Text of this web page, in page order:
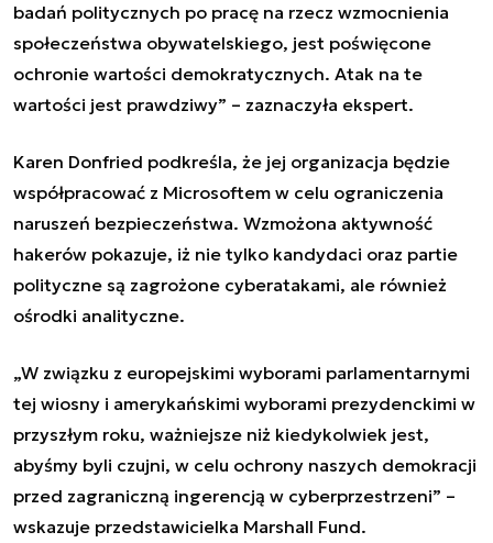
badań politycznych po pracę na rzecz wzmocnienia
społeczeństwa obywatelskiego, jest poświęcone
ochronie wartości demokratycznych. ​​Atak na te
wartości jest prawdziwy” – zaznaczyła ekspert.
Karen Donfried podkreśla, że ​​jej organizacja będzie
współpracować z Microsoftem w celu ograniczenia
naruszeń bezpieczeństwa. Wzmożona aktywność
hakerów pokazuje, iż nie tylko kandydaci oraz partie
polityczne są zagrożone cyberatakami, ale również
ośrodki analityczne.
„W związku z europejskimi wyborami parlamentarnymi
tej wiosny i amerykańskimi wyborami prezydenckimi w
przyszłym roku, ważniejsze niż kiedykolwiek jest,
abyśmy byli czujni, w celu ochrony naszych demokracji
przed zagraniczną ingerencją w cyberprzestrzeni” –
wskazuje przedstawicielka Marshall Fund.